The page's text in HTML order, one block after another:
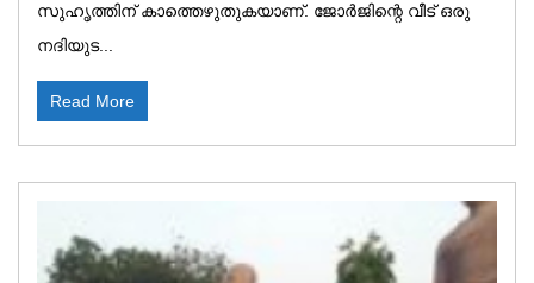
സുഹൃത്തിന് കാത്തെഴുതുകയാണ്. ജോർജിന്റെ വീട് ഒരു
നദിയുട...
Read More